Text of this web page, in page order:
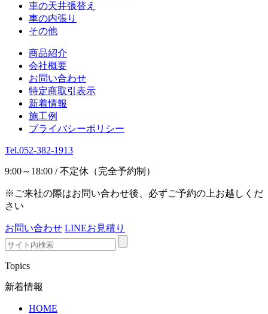
車の天井張替え
車の内張り
その他
商品紹介
会社概要
お問い合わせ
特定商取引表示
新着情報
施工例
プライバシーポリシー
Tel.052-382-1913
9:00～18:00 / 不定休（完全予約制）
※ご来社の際はお問い合わせ後、必ずご予約の上お越しくだ
さい
お問い合わせ LINEお見積り
Topics
新着情報
HOME